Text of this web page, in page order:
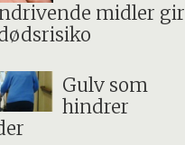
midler gir
Gulv som
hindrer